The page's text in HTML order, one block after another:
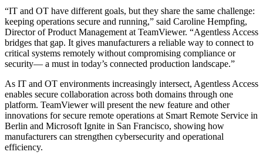
“IT and OT have different goals, but they share the same challenge:
keeping operations secure and running,” said Caroline Hempfing,
Director of Product Management at TeamViewer. “Agentless Access
bridges that gap. It gives manufacturers a reliable way to connect to
critical systems remotely without compromising compliance or
security— a must in today’s connected production landscape.”
As IT and OT environments increasingly intersect, Agentless Access
enables secure collaboration across both domains through one
platform. TeamViewer will present the new feature and other
innovations for secure remote operations at Smart Remote Service in
Berlin and Microsoft Ignite in San Francisco, showing how
manufacturers can strengthen cybersecurity and operational
efficiency.